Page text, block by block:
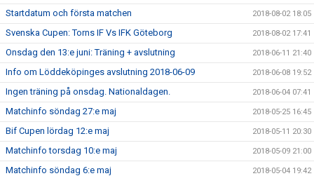
Startdatum och första matchen 2018-08-02 18:05
Svenska Cupen: Torns IF Vs IFK Göteborg 2018-08-02 17:41
Onsdag den 13:e juni: Träning + avslutning 2018-06-11 21:40
Info om Löddeköpinges avslutning 2018-06-09 2018-06-08 19:52
Ingen träning på onsdag. Nationaldagen. 2018-06-04 07:41
Matchinfo söndag 27:e maj 2018-05-25 16:45
Bif Cupen lördag 12:e maj 2018-05-11 20:30
Matchinfo torsdag 10:e maj 2018-05-09 21:00
Matchinfo söndag 6:e maj 2018-05-04 19:42